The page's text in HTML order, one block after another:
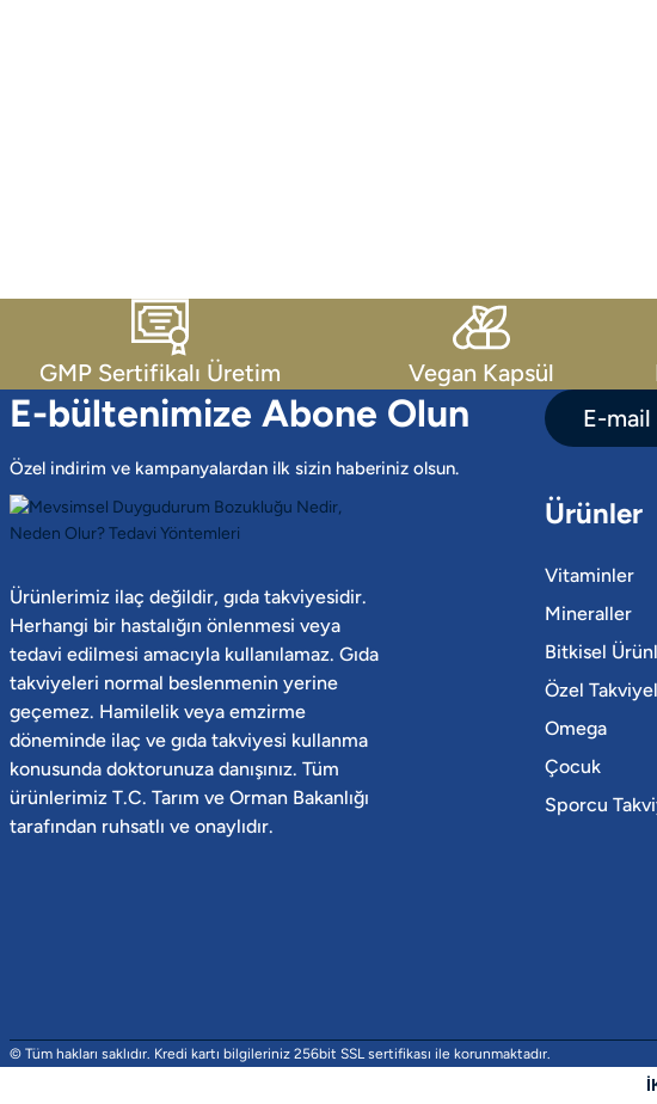
GMP Sertifikalı Üretim Vegan Kapsül
E-bültenimize Abone Olun
Özel indirim ve kampanyalardan ilk sizin haberiniz olsun.
Ürünlerimiz ilaç değildir, gıda takviyesidir.
Herhangi bir hastalığın önlenmesi veya
tedavi edilmesi amacıyla kullanılamaz. Gıda
takviyeleri normal beslenmenin yerine
geçemez. Hamilelik veya emzirme
döneminde ilaç ve gıda takviyesi kullanma
konusunda doktorunuza danışınız. Tüm
ürünlerimiz T.C. Tarım ve Orman Bakanlığı
tarafından ruhsatlı ve onaylıdır.
Ürünler
Vitaminler
Mineraller
Bitkisel
Özel
Omega
Çocuk
Sporcu
© Tüm hakları saklıdır. Kredi kartı bilgileriniz 256bit SSL sertifikası ile korunmaktadır.